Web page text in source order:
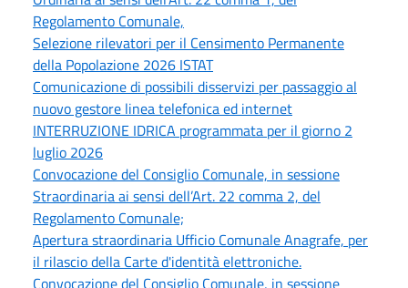
Regolamento Comunale,
Selezione rilevatori per il Censimento Permanente
della Popolazione 2026 ISTAT
Comunicazione di possibili disservizi per passaggio al
nuovo gestore linea telefonica ed internet
INTERRUZIONE IDRICA programmata per il giorno 2
luglio 2026
Convocazione del Consiglio Comunale, in sessione
Straordinaria ai sensi dell’Art. 22 comma 2, del
Regolamento Comunale;
Apertura straordinaria Ufficio Comunale Anagrafe, per
il rilascio della Carte d'identità elettroniche.
Convocazione del Consiglio Comunale, in sessione